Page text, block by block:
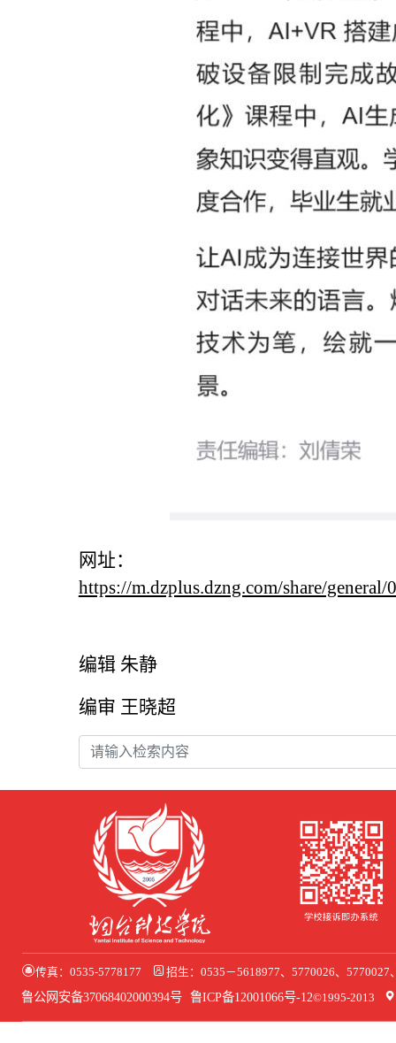
网址：
https://m.dzplus.dzng.com/share/
编辑 朱静
编审 王晓超
传真：0535-5778177 招生：0535－5618977、5770026、
鲁公网安备37068402000394号 鲁ICP备12001066号-12©1995-2013